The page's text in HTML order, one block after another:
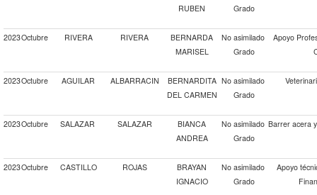
RUBEN
Grado
2023Octubre RIVERA RIVERA
BERNARDA
MARISEL
No asimilado
Grado
Apoyo
2023Octubre AGUILAR ALBARRACIN
BERNARDITA
DEL CARMEN
No asimilado
Grado
2023Octubre SALAZAR SALAZAR
BIANCA
ANDREA
No asimilado
Grado
Barrer acera
2023Octubre CASTILLO ROJAS
BRAYAN
IGNACIO
No asimilado
Grado
Apoyo